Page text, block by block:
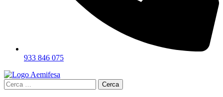
933 846 075
Cerca: